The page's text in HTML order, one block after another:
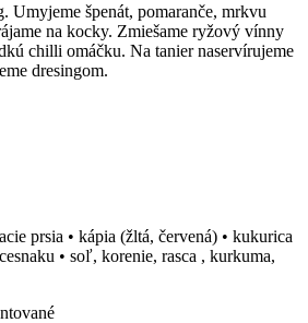
Umyjeme špenát, pomaranče, mrkvu
na kocky. Zmiešame ryžový vínny
chilli omáčku. Na tanier naservírujeme
dresingom.
prsia • kápia (žltá, červená) • kukurica
• soľ, korenie, rasca , kurkuma,